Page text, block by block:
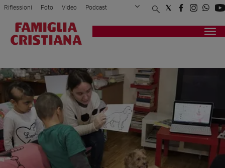
Attualità
Politica
Mondo
Economia
giustizia
Sport
Interviste
Riflessioni Foto Video Podcast
Privacy Policy Chi siamo
Registrati Redazione